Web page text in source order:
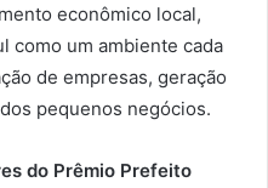
econômico local,
como um ambiente cada
de empresas, geração
pequenos negócios.
do Prêmio Prefeito